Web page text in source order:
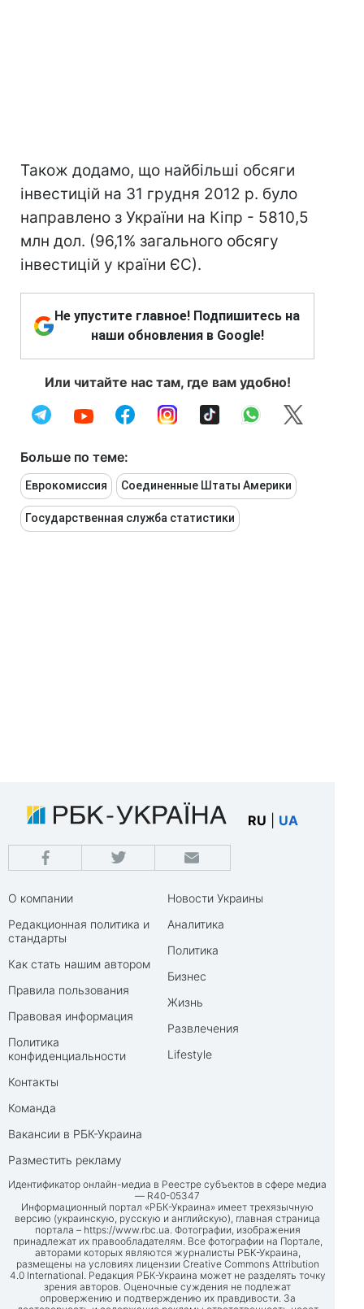
Також додамо, що найбільші обсяги
інвестицій на 31 грудня 2012 р. було
направлено з України на Кіпр - 5810,5
млн дол. (96,1% загального обсягу
інвестицій у країни ЄС).
Не упустите главное! Подпишитесь на
наши обновления в Google!
Или читайте нас там, где вам удобно!
Больше по теме:
Еврокомиссия Соединенные Штаты Америки
Государственная служба статистики
RU UA
О компании
Редакционная политика и
стандарты
Как стать нашим автором
Правила пользования
Правовая информация
Политика
конфиденциальности
Контакты
Команда
Вакансии в РБК-Украина
Разместить рекламу
Новости Украины
Аналитика
Политика
Бизнес
Жизнь
Развлечения
Lifestyle
Идентификатор онлайн-медиа в Реестре субъектов в сфере медиа
— R40-05347
Информационный портал «РБК-Украина» имеет трехязычную
версию (украинскую, русскую и английскую), главная страница
портала – https://www.rbc.ua. Фотографии, изображения
принадлежат их правообладателям. Все фотографии на Портале,
авторами которых являются журналисты РБК-Украина,
размещены на условиях лицензии Creative Commons Attribution
4.0 International. Редакция РБК-Украина может не разделять точку
зрения авторов. Оценочные суждения не подлежат
опровержению и подтверждению их правдивости. За